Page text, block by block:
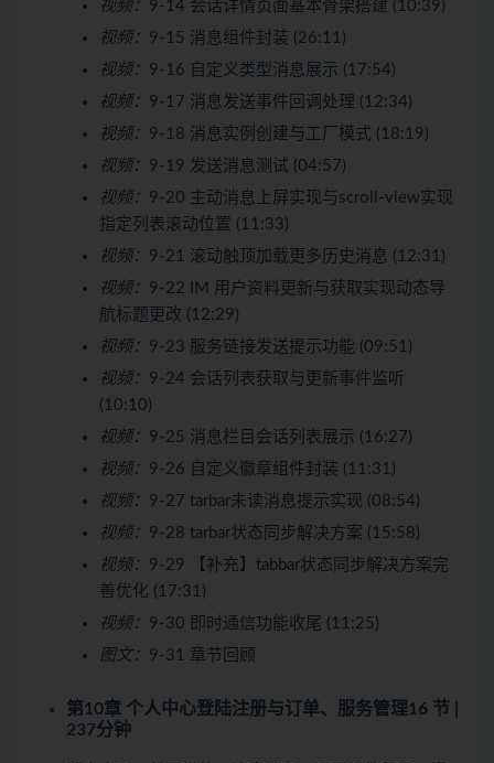
视频： 9-14 会话详情页面基本骨架搭建 (10:39)
视频： 9-15 消息组件封装 (26:11)
视频： 9-16 自定义类型消息展示 (17:54)
视频： 9-17 消息发送事件回调处理 (12:34)
视频： 9-18 消息实例创建与工厂模式 (18:19)
视频： 9-19 发送消息测试 (04:57)
视频： 9-20 主动消息上屏实现与scroll-view实现
指定列表滚动位置 (11:33)
视频： 9-21 滚动触顶加载更多历史消息 (12:31)
视频： 9-22 IM 用户资料更新与获取实现动态导
航标题更改 (12:29)
视频： 9-23 服务链接发送提示功能 (09:51)
视频： 9-24 会话列表获取与更新事件监听
(10:10)
视频： 9-25 消息栏目会话列表展示 (16:27)
视频： 9-26 自定义徽章组件封装 (11:31)
视频： 9-27 tarbar未读消息提示实现 (08:54)
视频： 9-28 tarbar状态同步解决方案 (15:58)
视频： 9-29 【补充】tabbar状态同步解决方案完
善优化 (17:31)
视频： 9-30 即时通信功能收尾 (11:25)
图文： 9-31 章节回顾
第10章 个人中心登陆注册与订单、服务管理16 节 |
237分钟